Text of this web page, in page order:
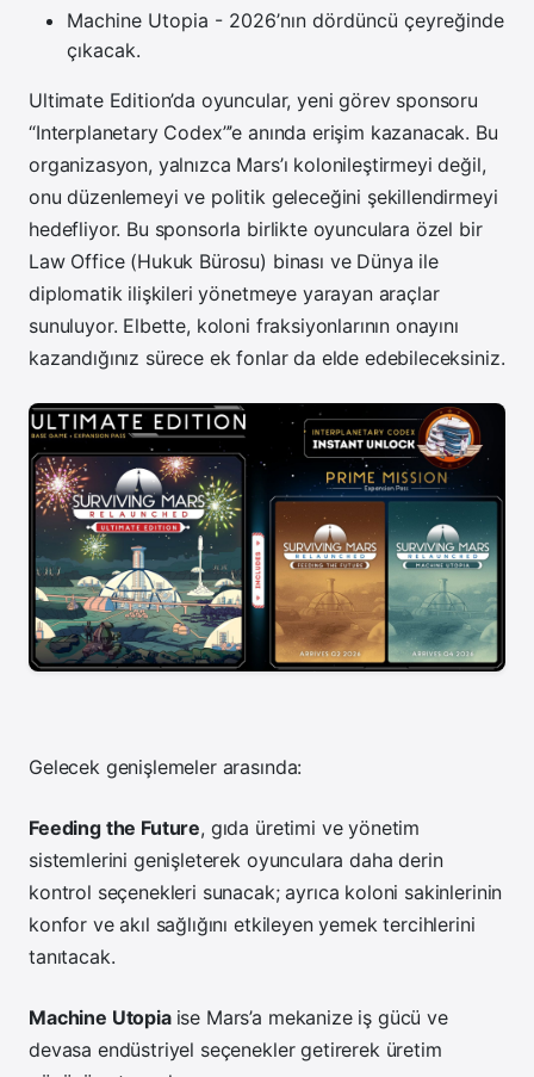
Machine Utopia - 2026’nın dördüncü çeyreğinde
çıkacak.
Ultimate Edition’da oyuncular, yeni görev sponsoru
“Interplanetary Codex”’e anında erişim kazanacak. Bu
organizasyon, yalnızca Mars’ı kolonileştirmeyi değil,
onu düzenlemeyi ve politik geleceğini şekillendirmeyi
hedefliyor. Bu sponsorla birlikte oyunculara özel bir
Law Office (Hukuk Bürosu) binası ve Dünya ile
diplomatik ilişkileri yönetmeye yarayan araçlar
sunuluyor. Elbette, koloni fraksiyonlarının onayını
kazandığınız sürece ek fonlar da elde edebileceksiniz.
Gelecek genişlemeler arasında:
Feeding the Future, gıda üretimi ve yönetim
sistemlerini genişleterek oyunculara daha derin
kontrol seçenekleri sunacak; ayrıca koloni sakinlerinin
konfor ve akıl sağlığını etkileyen yemek tercihlerini
tanıtacak.
Machine Utopia ise Mars’a mekanize iş gücü ve
devasa endüstriyel seçenekler getirerek üretim